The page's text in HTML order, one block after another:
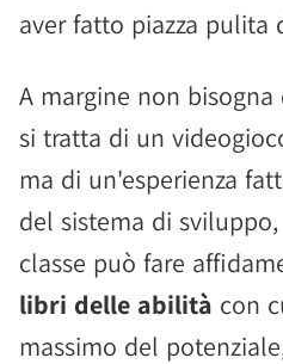
aver fatto piazza pulita
A margine non
si tratta di un
ma di un'esperienza
del sistema di
classe può fare
libri delle abilità con
massimo del